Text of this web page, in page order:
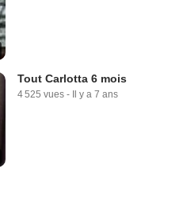
Tout Carlotta 6 mois
4 525 vues - Il y a 7 ans